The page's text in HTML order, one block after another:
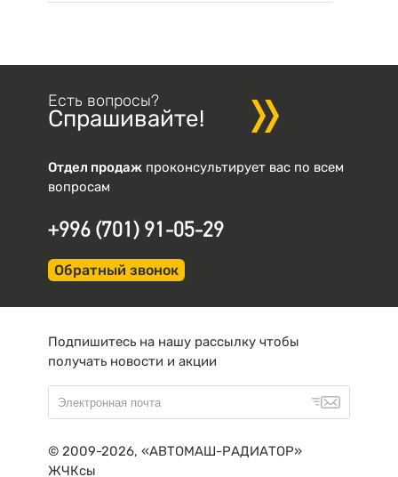
Есть вопросы?
Спрашивайте!
Отдел продаж проконсультирует вас по всем
вопросам
+996 (701) 91-05-29
Обратный звонок
Подпишитесь на нашу рассылку чтобы
получать новости и акции
© 2009-2026, «АВТОМАШ-РАДИАТОР»
ЖЧКсы